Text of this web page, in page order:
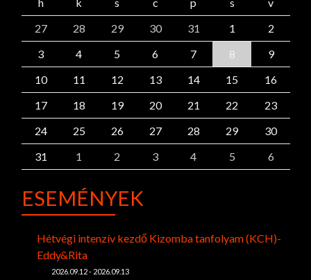
27
28 29 30 31 1
2
3
4 5 6 7 8
9
10
11 12 13 14 15
16
17
18 19 20 21 22
23
24
25 26 27 28 29
30
31
1 2 3 4 5 6
ESEMÉNYEK
Hétvégi intenzív kezdő Kizomba tanfolyam (KCH)-
Eddy&Rita
2026.09.12 - 2026.09.13